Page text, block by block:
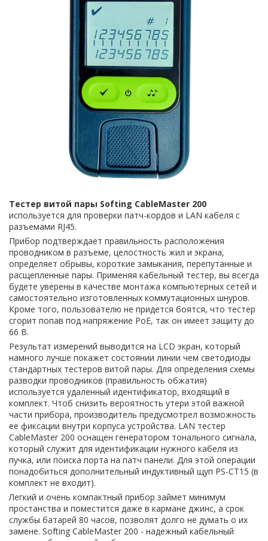
Тестер витой пары Softing CableMaster 200
используется для проверки патч-кордов и LAN кабеля с
разъемами RJ45.
Прибор подтверждает правильность расположения
проводником в разъеме, целостность жил и экрана,
определяет обрывы, короткие замыкания, перепутанные и
расщепленные пары. Применяя кабельный тестер, вы всегда
будете уверены в качестве монтажа компьютерных сетей и
самостоятельно изготовленных коммутационных шнуров.
Кроме того, пользователю не придется боятся, что тестер
сгорит попав под напряжение PoE, так он имеет защиту до
66 В.
Результат измерений выводится на LCD экран, который
намного лучше покажет состоянии линии чем светодиоды
стандартных тестеров витой пары. Для определения схемы
разводки проводников (правильность обжатия)
используется удаленный идентификатор, входящий в
комплект. Чтоб снизить вероятность утери этой важной
части прибора, производитель предусмотрел возможность
ее фиксации внутри корпуса устройства. LAN тестер
CableMaster 200 оснащен генератором тонального сигнала,
который служит для идентификации нужного кабеля из
пучка, или поиска порта на патч панели. Для этой операции
понадобиться дополнительный индуктивный щуп PS-CT15 (в
комплект не входит).
Легкий и очень компактный прибор займет минимум
простанства и поместится даже в кармане джинс, а срок
службы батарей 80 часов, позволят долго не думать о их
замене. Softing CableMaster 200 - надежный кабельный